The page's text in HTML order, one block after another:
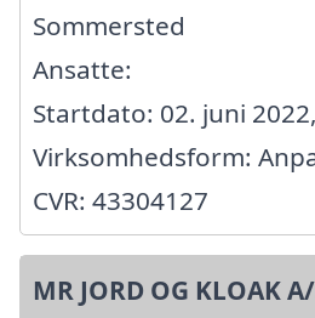
Sommersted
Ansatte:
Startdato: 02. juni 2022,
Virksomhedsform:
CVR: 43304127
MR JORD OG KLOAK